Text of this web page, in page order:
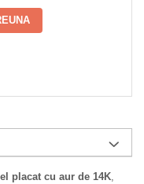
placat cu aur de 14K,